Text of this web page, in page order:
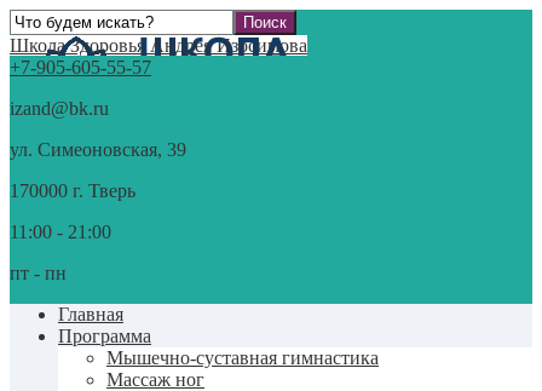
Школа Здоровья Андрея Изосимова
+7-905-605-55-57
izand@bk.ru
ул. Симеоновская, 39
170000 г. Тверь
11:00 - 21:00
пт - пн
Главная
Программа
Мышечно-суставная гимнастика
Массаж ног